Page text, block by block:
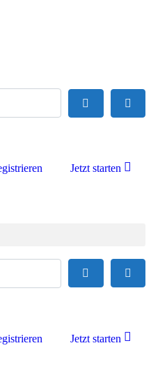
Jetzt starten
Jetzt starten